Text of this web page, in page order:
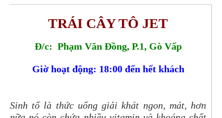
TRÁI CÂY TÔ JET
Đ/c: Phạm Văn Đồng, P.1, Gò Vấp
Giờ hoạt động: 18:00 đến hết khách
Sinh tố là thức uống giải khát ngon, mát, hơn